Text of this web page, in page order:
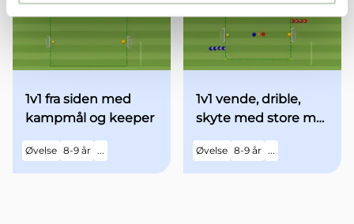
1v1 fra siden med
kampmål og keeper
Øvelse 8-9 år ...
1v1 vende, drible,
skyte med store mål
og keeper
Øvelse 8-9 år ...